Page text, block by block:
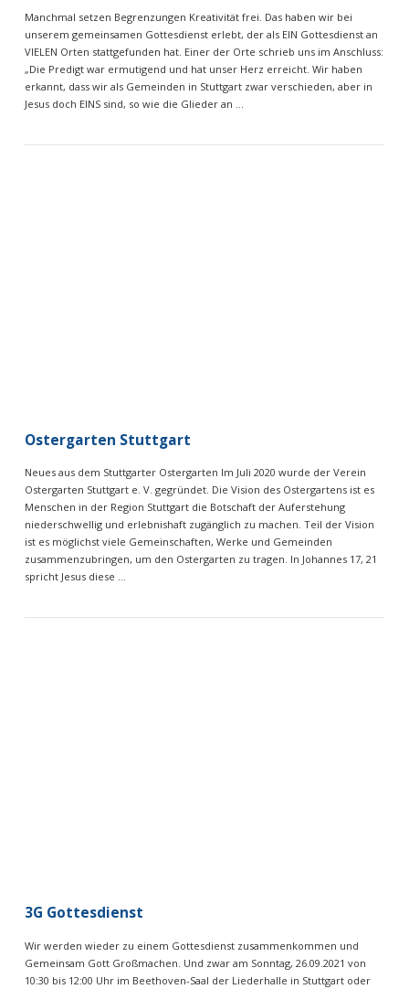
Manchmal setzen Begrenzungen Kreativität frei. Das haben wir bei
unserem gemeinsamen Gottesdienst erlebt, der als EIN Gottesdienst an
VIELEN Orten stattgefunden hat. Einer der Orte schrieb uns im Anschluss:
„Die Predigt war ermutigend und hat unser Herz erreicht. Wir haben
erkannt, dass wir als Gemeinden in Stuttgart zwar verschieden, aber in
Jesus doch EINS sind, so wie die Glieder an …
Ostergarten Stuttgart
Neues aus dem Stuttgarter Ostergarten Im Juli 2020 wurde der Verein
Ostergarten Stuttgart e. V. gegründet. Die Vision des Ostergartens ist es
Menschen in der Region Stuttgart die Botschaft der Auferstehung
niederschwellig und erlebnishaft zugänglich zu machen. Teil der Vision
ist es möglichst viele Gemeinschaften, Werke und Gemeinden
zusammenzubringen, um den Ostergarten zu tragen. In Johannes 17, 21
spricht Jesus diese …
3G Gottesdienst
Wir werden wieder zu einem Gottesdienst zusammenkommen und
Gemeinsam Gott Großmachen. Und zwar am Sonntag, 26.09.2021 von
10:30 bis 12:00 Uhr im Beethoven-Saal der Liederhalle in Stuttgart oder